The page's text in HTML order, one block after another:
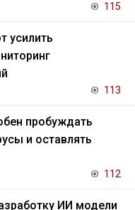
115
усилить
113
пробуждать
и оставлять
112
ИИ модели